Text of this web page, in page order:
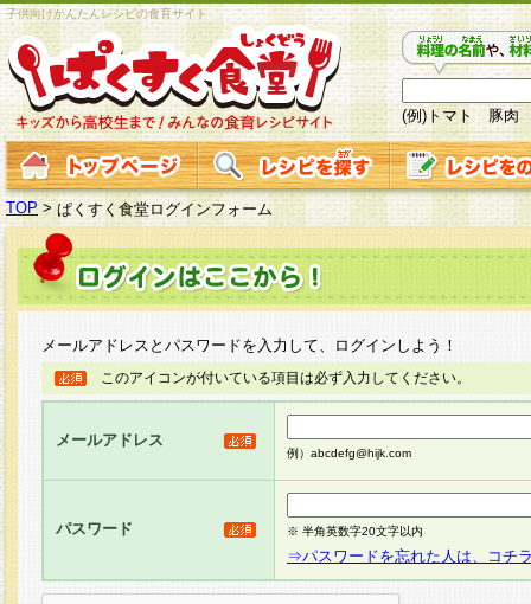
子供向けかんたんレシピの食育サイト
(例)トマト 豚肉
TOP > ぱくすく食堂ログインフォーム
メールアドレスとパスワードを入力して、ログインしよう！
このアイコンが付いている項目は必ず入力してください。
メールアドレス
例）abcdefg@hijk.com
パスワード ※ 半角英数字20文字以内
⇒パスワードを忘れた人は、コチ